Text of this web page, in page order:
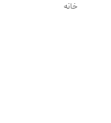
خانه